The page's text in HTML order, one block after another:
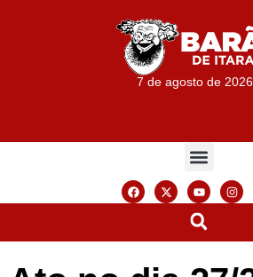
7 de agosto de 2026